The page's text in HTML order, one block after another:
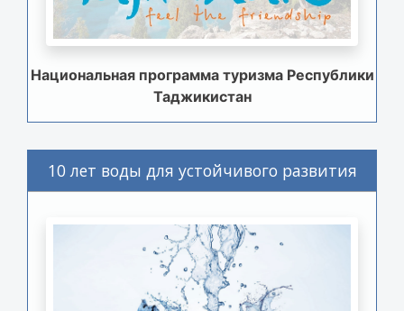
Национальная программа туризма Республики
Таджикистан
10 лет воды для устойчивого развития